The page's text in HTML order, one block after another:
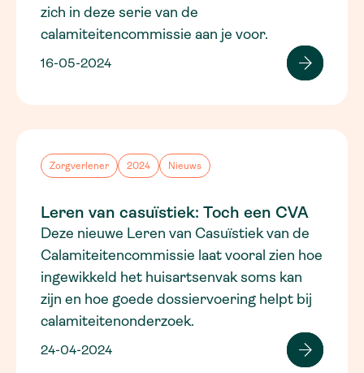
zich in deze serie van de
calamiteitencommissie aan je voor.
16-05-2024
Zorgverlener 2024 Nieuws
Leren van casuïstiek: Toch een CVA
Deze nieuwe Leren van Casuïstiek van de
Calamiteitencommissie laat vooral zien hoe
ingewikkeld het huisartsenvak soms kan
zijn en hoe goede dossiervoering helpt bij
calamiteitenonderzoek.
24-04-2024